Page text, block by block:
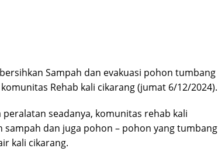
Sampah dan evakuasi pohon tumbang
Rehab kali cikarang (jumat 6/12/2024).
seadanya, komunitas rehab kali
dan juga pohon – pohon yang tumbang
kali cikarang.